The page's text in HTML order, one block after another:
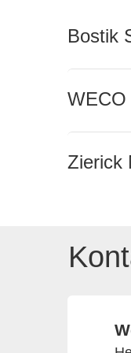
Bostik
WECO
Zierick